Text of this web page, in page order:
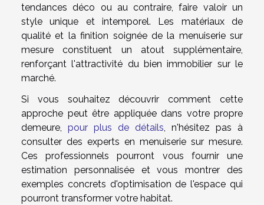
tendances déco ou au contraire, faire valoir un
style unique et intemporel. Les matériaux de
qualité et la finition soignée de la menuiserie sur
mesure constituent un atout supplémentaire,
renforçant l'attractivité du bien immobilier sur le
marché.
Si vous souhaitez découvrir comment cette
approche peut être appliquée dans votre propre
demeure, pour plus de détails, n'hésitez pas à
consulter des experts en menuiserie sur mesure.
Ces professionnels pourront vous fournir une
estimation personnalisée et vous montrer des
exemples concrets d'optimisation de l'espace qui
pourront transformer votre habitat.